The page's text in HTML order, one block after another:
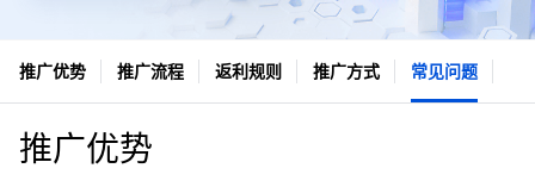
推广优势 推广流程 返利规则 推广方式 常见问题
推广优势